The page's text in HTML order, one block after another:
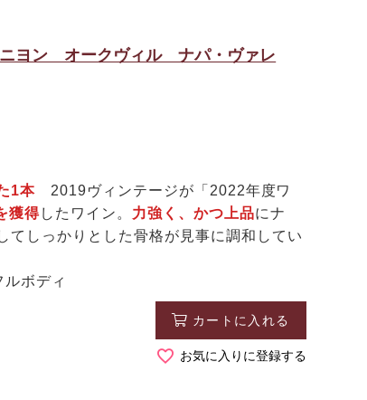
ヨン オークヴィル ナパ・ヴァレ
1本 2019ヴィンテージが「2022年度ワ
獲得したワイン。 力強く、かつ上品にナ
てしっかりとした骨格が見事に調和してい
ボディ
カートに入れる
お気に入りに登録する